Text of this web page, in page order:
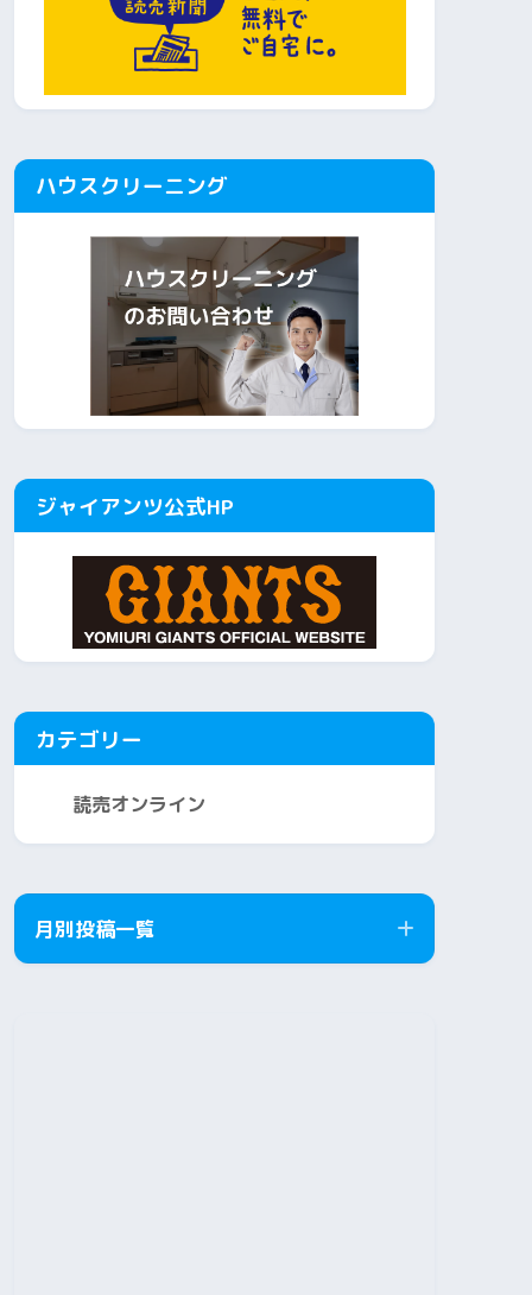
ハウスクリーニング
ジャイアンツ公式HP
カテゴリー
読売オンライン
月別投稿一覧